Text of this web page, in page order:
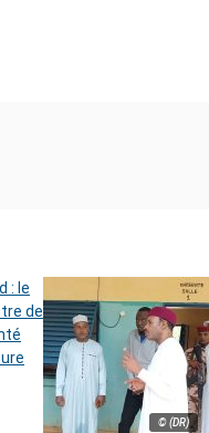
© (DR)
: le
de